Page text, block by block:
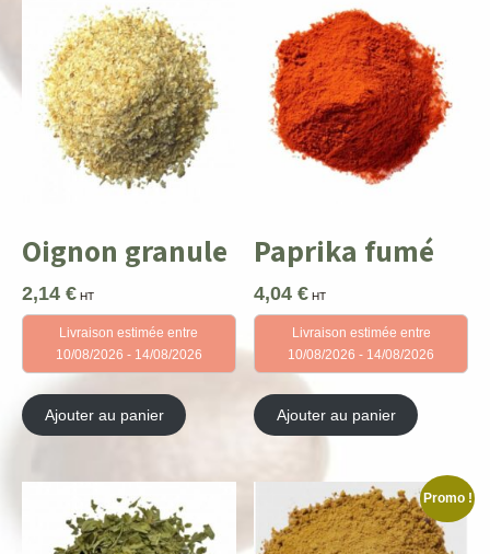
Oignon granule
2,14 € HT
Livraison estimée entre
10/08/2026 - 14/08/2026
Ajouter au panier
Paprika fumé
4,04€ HT
Livraison estimée entre
10/08/2026 - 14/08/2026
Ajouter au panier
Promo !